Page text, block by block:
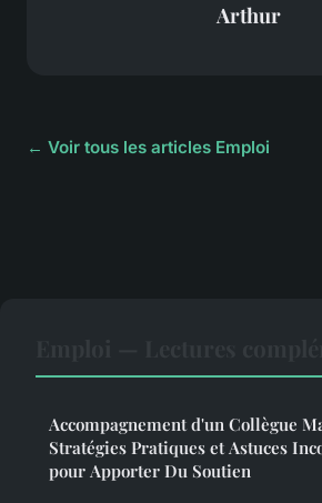
Arthur
← Voir tous les articles Emploi
Accompagnement d'un Collègue
Stratégies Pratiques et Astuces
pour Apporter Du Soutien